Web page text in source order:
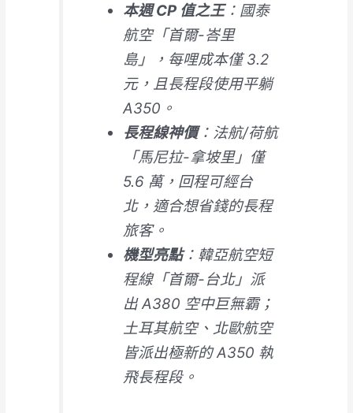
本週 CP 值之王：國泰
航空「首爾-峇里
島」，每哩成本僅 3.2
元，且長程段使用平躺
A350。
長程線神價：法航/荷航
「馬尼拉-拿坡里」僅
5.6 萬，回程可經台
北，適合想省錢的長程
旅客。
機型亮點：韓亞航空短
程線「首爾-台北」派
出 A380 空中巨無霸；
土耳其航空、北歐航空
皆派出極新的 A350 執
飛長程段。